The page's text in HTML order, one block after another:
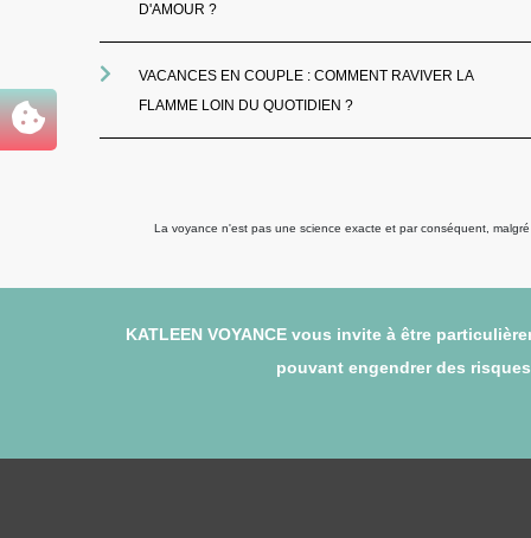
D'AMOUR ?
VACANCES EN COUPLE : COMMENT RAVIVER LA
FLAMME LOIN DU QUOTIDIEN ?
La voyance n'est pas une science exacte et par conséquent,
KATLEEN VOYANCE vous invite à être
pouvant engendrer des